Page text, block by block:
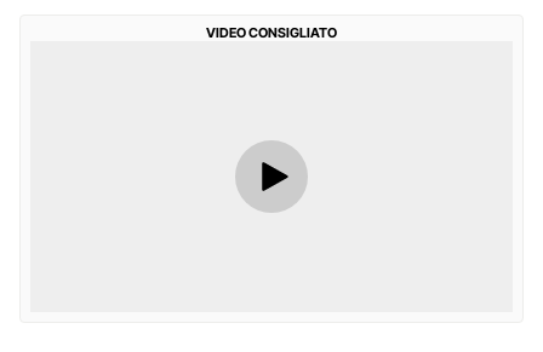
VIDEO CONSIGLIATO